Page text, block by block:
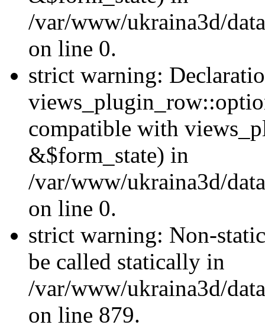
/var/www/ukraina3d/
on line 0.
strict warning:
compatible with
&$form_state) in
/var/www/ukraina3d/
on line 0.
strict warning: Non-
be called statically in
/var/www/ukraina3d/
on line 879.